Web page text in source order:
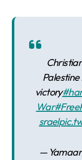
victory
War
srael
—